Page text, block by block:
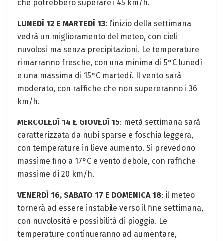
che potrebbero superare i 45 km/h.
LUNEDÌ 12 E MARTEDÌ 13: l’inizio della settimana
vedrà un miglioramento del meteo, con cieli
nuvolosi ma senza precipitazioni. Le temperature
rimarranno fresche, con una minima di 5°C lunedì
e una massima di 15°C martedì. Il vento sarà
moderato, con raffiche che non supereranno i 36
km/h.
MERCOLEDÌ 14 E GIOVEDÌ 15: metà settimana sarà
caratterizzata da nubi sparse e foschia leggera,
con temperature in lieve aumento. Si prevedono
massime fino a 17°C e vento debole, con raffiche
massime di 20 km/h.
VENERDÌ 16, SABATO 17 E DOMENICA 18: il meteo
tornerà ad essere instabile verso il fine settimana,
con nuvolosità e possibilità di pioggia. Le
temperature continueranno ad aumentare,